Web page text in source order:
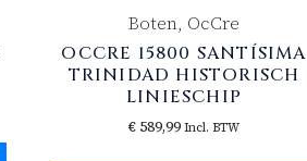
Boten, OcCre
OCCRE 15800 SANTÍSIMA
TRINIDAD HISTORISCH
LINIESCHIP
€589,99 Incl. BTW